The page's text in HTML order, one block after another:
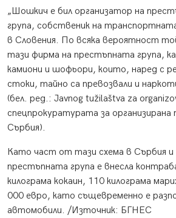
„Шошкич е бил организатор на
група, собственик на
в Словения. По всяка вероятност
тази фирма на престъпната група,
камиони и шофьори, които, наред с
стоки, тайно са превозвали и
(бел. ред.: Javnog tužilaštva za
спецпрокуратурата за
Сърбия).
Като част от тази схема в Сърбия и
престъпната група е внесла
килограма кокаин, 110 килограма
000 евро, като същевременно е
автомобили. /Източник: БГНЕС